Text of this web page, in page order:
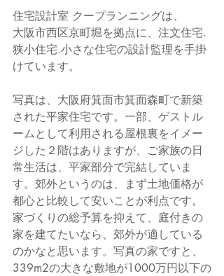
住宅設計室 クープランニングは、
大阪市西区京町堀を拠点に、注文住宅.
狭小住宅.小さな住宅の設計監理を手掛
けています。
写真は、大阪府箕面市箕面森町で新築
された平家住宅です。一部、ゲストル
ームとして利用される屋根裏をイメー
ジした２階はありますが、ご家族の日
常生活は、平家部分で完結していま
す。郊外というのは、まず土地価格が
都心と比較して安いことが利点です。
家づくりの総予算を抑えて、庭付きの
家を建てたいなら、郊外が適している
のかなと思います。写真の家ですと、
339m2の大きな敷地が1000万円以下の